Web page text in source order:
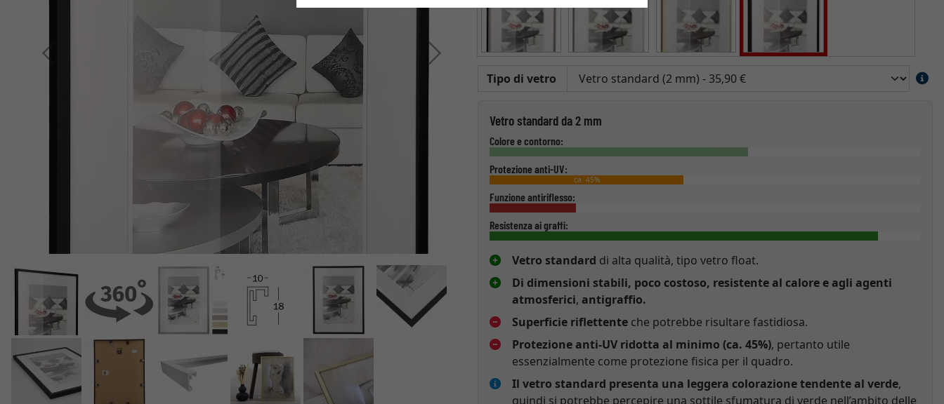
Indietro Avanti
Tipo di vetro
Vetro standard da 2 mm
Colore e contorno:
Protezione anti-UV:
ca. 45%
Funzione antiriflesso:
Resistenza ai graffi:
Vetro standard di alta qualità, tipo vetro float.
Di dimensioni stabili, poco costoso, resistente al calore e agli agenti
atmosferici, antigraffio.
Superficie riflettente che potrebbe risultare fastidiosa.
Protezione anti-UV ridotta al minimo (ca. 45%), pertanto utile
essenzialmente come protezione fisica per il quadro.
Il vetro standard presenta una leggera colorazione tendente al verde,
quindi si potrebbe percepire una sottile sfumatura di verde nell’ambito delle